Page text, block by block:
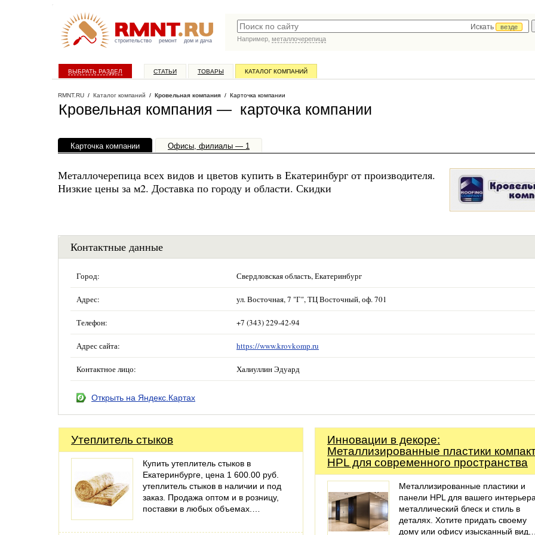
строительство ремонт дом и дача
Искать
везде
Например, металлочерепица
ВЫБРАТЬ РАЗДЕЛ СТАТЬИ ТОВАРЫ КАТАЛОГ КОМПАНИЙ
RMNT.RU / Каталог компаний / Кровельная компания / Карточка компании
Кровельная компания — карточка компании
Карточка компании Офисы, филиалы — 1
Металлочерепица всех видов и цветов купить в Екатеринбург от производителя.
Низкие цены за м2. Доставка по городу и области. Скидки
Контактные данные
Город: Свердловская область, Екатеринбург
Адрес: ул. Восточная, 7 "Г", ТЦ Восточный, оф. 701
Телефон: +7 (343) 229-42-94
Адрес сайта: https://www.krovkomp.ru
Контактное лицо: Халиуллин Эдуард
Открыть на Яндекс.Картах
Утеплитель стыков
Купить утеплитель стыков в
Екатеринбурге, цена 1 600.00 руб.
утеплитель стыков в наличии и под
заказ. Продажа оптом и в розницу,
поставки в любых объемах.…
Инновации в декоре:
Металлизированные пластики
HPL для современного пространства
Металлизированные пластики и
панели HPL для вашего
металлический блеск и стиль в
деталях. Хотите придать своему
дому или офису изысканный вид,…